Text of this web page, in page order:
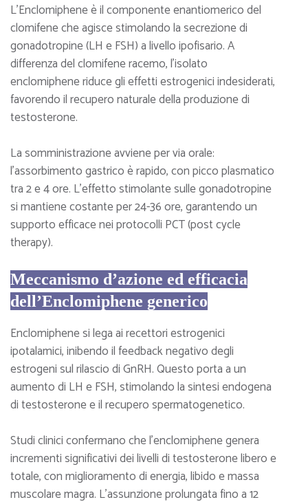
L’Enclomiphene è il componente enantiomerico del
clomifene che agisce stimolando la secrezione di
gonadotropine (LH e FSH) a livello ipofisario. A
differenza del clomifene racemo, l’isolato
enclomiphene riduce gli effetti estrogenici indesiderati,
favorendo il recupero naturale della produzione di
testosterone.
La somministrazione avviene per via orale:
l’assorbimento gastrico è rapido, con picco plasmatico
tra 2 e 4 ore. L’effetto stimolante sulle gonadotropine
si mantiene costante per 24-36 ore, garantendo un
supporto efficace nei protocolli PCT (post cycle
therapy).
Meccanismo d’azione ed efficacia
dell’Enclomiphene generico
Enclomiphene si lega ai recettori estrogenici
ipotalamici, inibendo il feedback negativo degli
estrogeni sul rilascio di GnRH. Questo porta a un
aumento di LH e FSH, stimolando la sintesi endogena
di testosterone e il recupero spermatogenetico.
Studi clinici confermano che l’enclomiphene genera
incrementi significativi dei livelli di testosterone libero e
totale, con miglioramento di energia, libido e massa
muscolare magra. L’assunzione prolungata fino a 12